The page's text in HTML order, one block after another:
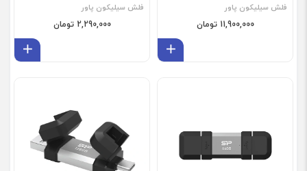
فلش سیلیکون پاور
11,900,000 تومان
فلش سیلیکون پاور
2,290,000 تومان